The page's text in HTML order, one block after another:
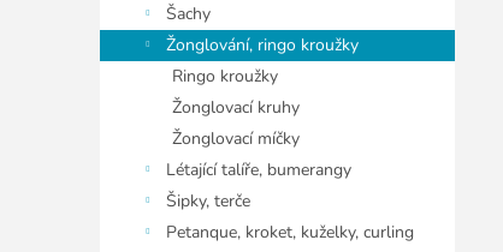
Šachy
Žonglování, ringo kroužky
Ringo kroužky
Žonglovací kruhy
Žonglovací míčky
Létající talíře, bumerangy
Šipky, terče
Petanque, kroket, kuželky, curling